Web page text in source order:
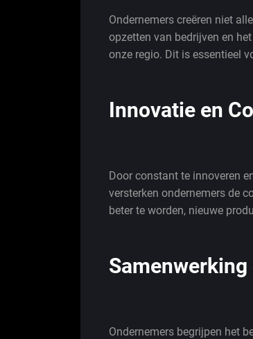
Ondernemers creëren niet
opzetten van bedrijven en
onze regio. Dit is essentieel
Innovatie en
Door constant te innoveren
versterken ondernemers de
beter te worden, nieuwe
Ondernemers begrijpen het